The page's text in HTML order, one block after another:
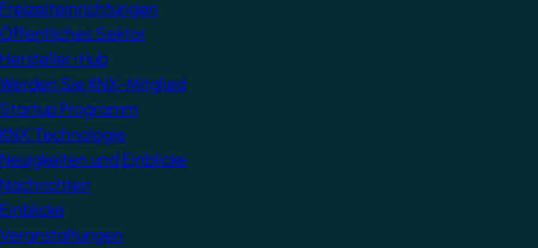
Freizeiteinrichtungen
Öffentliches Sektor
Hersteller-Hub
Werden Sie KNX-Mitglied
Startup Programm
KNX Technologie
Neuigkeiten und Einblicke
Nachrichten
Einblicke
Veranstaltungen